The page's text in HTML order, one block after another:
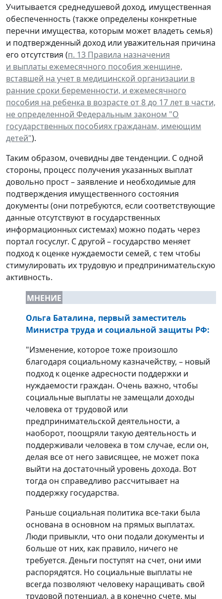
Учитывается среднедушевой доход, имущественная
обеспеченность (также определены конкретные
перечни имущества, которым может владеть семья)
и подтвержденный доход или уважительная причина
его отсутствия (п. 13 Правила назначения
и выплаты ежемесячного пособия женщине,
вставшей на учет в медицинской организации в
ранние сроки беременности, и ежемесячного
пособия на ребенка в возрасте от 8 до 17 лет в части,
не определенной Федеральным законом "О
государственных пособиях гражданам, имеющим
детей").
Таким образом, очевидны две тенденции. С одной
стороны, процесс получения указанных выплат
довольно прост – заявление и необходимые для
подтверждения имущественного состояния
документы (они потребуются, если соответствующие
данные отсутствуют в государственных
информационных системах) можно подать через
портал госуслуг. С другой – государство меняет
подход к оценке нуждаемости семей, с тем чтобы
стимулировать их трудовую и предпринимательскую
активность.
МНЕНИЕ
Ольга Баталина, первый заместитель
Министра труда и социальной защиты РФ:
"Изменение, которое тоже произошло
благодаря социальному казначейству, – новый
подход к оценке адресности поддержки и
нуждаемости граждан. Очень важно, чтобы
социальные выплаты не замещали доходы
человека от трудовой или
предпринимательской деятельности, а
наоборот, поощряли такую деятельность и
поддерживали человека в том случае, если он,
делая все от него зависящее, не может пока
выйти на достаточный уровень дохода. Вот
тогда он справедливо рассчитывает на
поддержку государства.
Раньше социальная политика все-таки была
основана в основном на прямых выплатах.
Люди привыкли, что они подали документы и
больше от них, как правило, ничего не
требуется. Деньги поступят на счет, они ими
распорядятся. Но социальные выплаты не
всегда позволяют человеку наращивать свой
трудовой потенциал, а в конечно счете, мы